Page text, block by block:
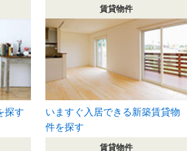
探す
賃貸物件
いますぐ入居できる新築賃貸物
件を探す
賃貸物件